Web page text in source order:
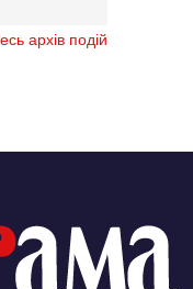
архів подій